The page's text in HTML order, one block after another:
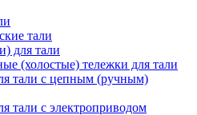
тали
для тали
(холостые) тележки для тали
тали с цепным (ручным)
тали с электроприводом